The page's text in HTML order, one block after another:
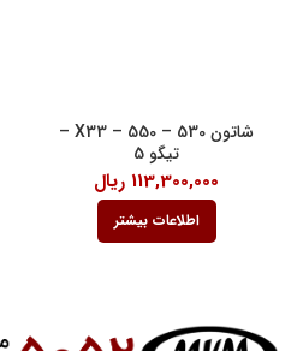
شاتون 530 – 550 – X33 –
تیگو 5
113,300,000 ریال
اطلاعات بیشتر